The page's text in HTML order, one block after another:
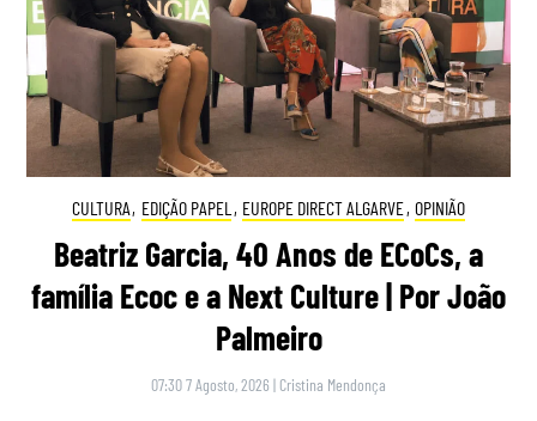
CULTURA, EDIÇÃO PAPEL , EUROPE DIRECT ALGARVE, OPINIÃO
Beatriz Garcia, 40 Anos de ECoCs, a
família Ecoc e a Next Culture | Por João
Palmeiro
07:30 7 Agosto, 2026 | Cristina Mendonça